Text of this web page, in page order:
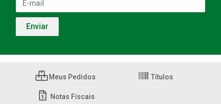
Meus Pedidos Títulos
Notas Fiscais